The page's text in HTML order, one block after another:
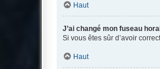
Haut
J’ai changé mon fuseau
Si vous êtes sûr d’avoir
Haut